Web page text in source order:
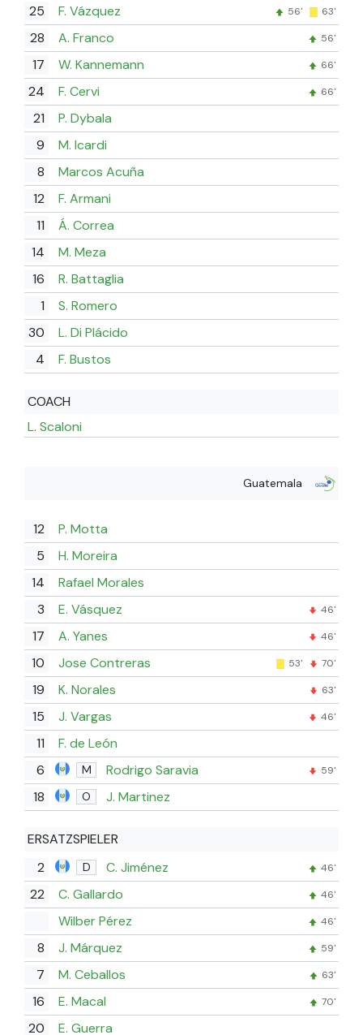
25 F. Vázquez 56' 63'
28 A. Franco 56'
17 W. Kannemann 66'
24 F. Cervi 66'
21
P. Dybala
9
M. Icardi
8
Marcos Acuña
12
F. Armani
11
Á. Correa
14
M. Meza
16
R. Battaglia
1
S. Romero
30
L. Di Plácido
4
F. Bustos
COACH
L. Scaloni
Guatemala
12
P. Motta
5
H. Moreira
14
Rafael Morales
3
E. Vásquez 46'
17 A. Yanes 46'
10 Jose Contreras 53' 70'
19 K. Norales 63'
15 J. Vargas 46'
11
F. de León
6
M Rodrigo Saravia 59'
18 O J. Martinez
ERSATZSPIELER
2
D C. Jiménez 46'
22 C. Gallardo 46'
Wilber Pérez 46'
8 J. Márquez 59'
7 M. Ceballos 63'
16 E. Macal 70'
20
E. Guerra